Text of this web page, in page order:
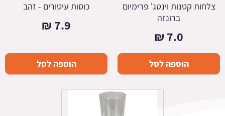
צלחות קטנות וינטג' פרימיום
ברונזה
7.0
₪
הוספה לסל
כוסות עיטורים - זהב
7.9
₪
הוספה לסל